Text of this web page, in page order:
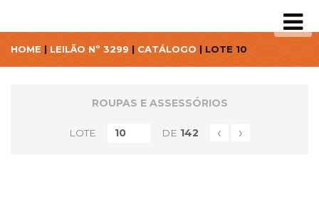
HOME | LEILÃO Nº 3299 | CATÁLOGO | LOTE 10
ROUPAS E ASSESSÓRIOS
LOTE DE 142 ‹ ›